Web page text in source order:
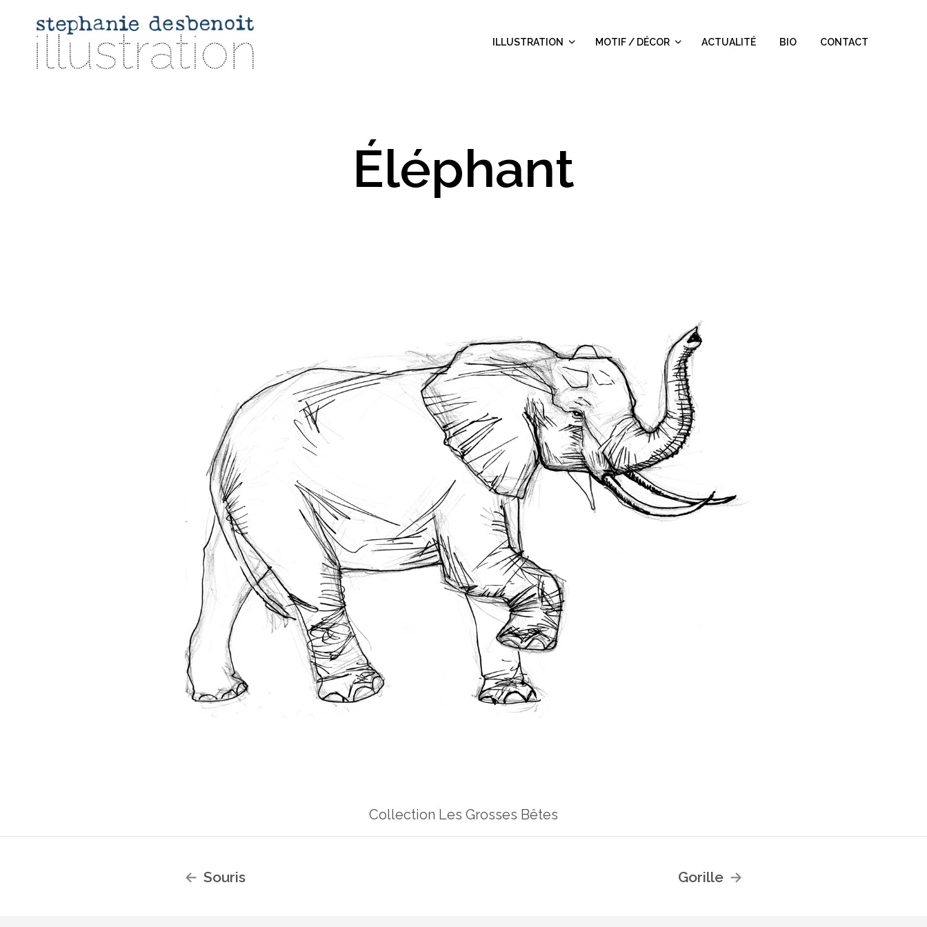
ILLUSTRATION MOTIF / DÉCOR ACTUALITÉ BIO CONTACT
Éléphant
Collection Les Grosses Bêtes
Souris Gorille